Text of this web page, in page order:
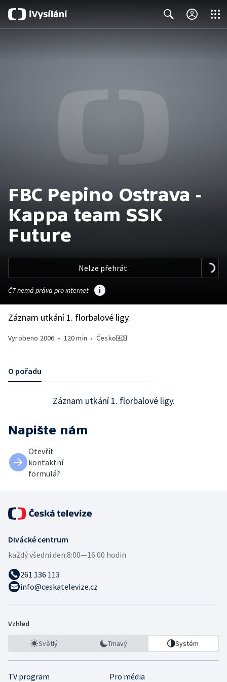
FBC Pepino Ostrava -
Kappa team SSK
Future
Nelze přehrát
ČT nemá práva pro internet
Záznam utkání 1. florbalové ligy.
Vyrobeno 2006 • 120 min •Česko
O pořadu
Záznam utkání 1. florbalové ligy.
Napište nám
Otevřít
kontaktní
formulář
Divácké centrum
každý všední den:8:00—16:00 hodin
261 136 113
info@ceskatelevize.cz
Vzhled
Světlý Tmavý Systém
TV program Pro média